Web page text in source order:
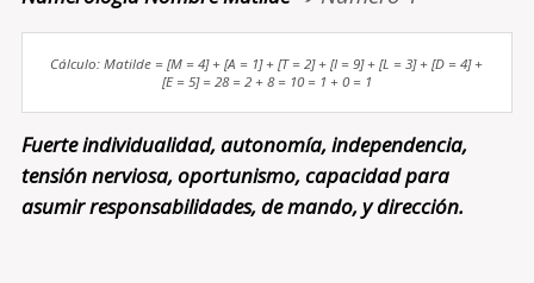
Cálculo: Matilde = [M = 4] + [A = 1] + [T = 2] + [I = 9] + [L = 3] + [D = 4] +
[E = 5] = 28 = 2 + 8 = 10 = 1 + 0 = 1
Fuerte individualidad, autonomía, independencia,
tensión nerviosa, oportunismo, capacidad para
asumir responsabilidades, de mando, y dirección.